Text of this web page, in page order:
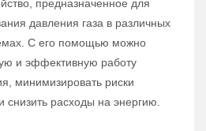
предназначенное для
давления газа в различных
С его помощью можно
и эффективную работу
минимизировать риски
снизить расходы на энергию.